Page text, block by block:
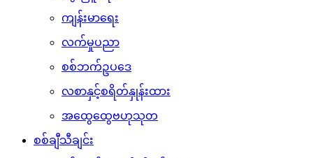
ကျန်းမာရေး
လက်မှုပညာ
စစ်ဘက်ဥပဒေ
လစာနှင့်စရိတ်နှုန်းထား
အထွေထွေဗဟုသုတ
စစ်ချီသီချင်း